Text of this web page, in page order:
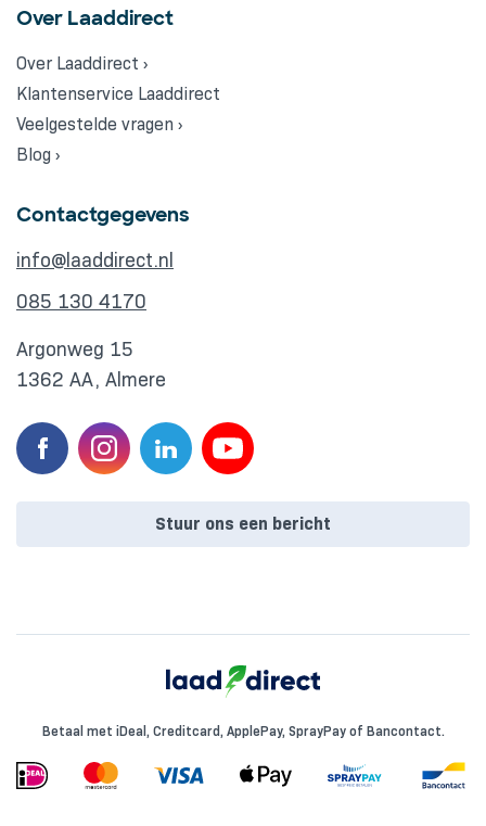
Over Laaddirect
Over Laaddirect ›
Klantenservice Laaddirect
Veelgestelde vragen ›
Blog ›
Contactgegevens
info@laaddirect.nl
085 130 4170
Argonweg 15
1362 AA, Almere
Stuur ons een bericht
Betaal met iDeal, Creditcard, ApplePay, SprayPay of Bancontact.